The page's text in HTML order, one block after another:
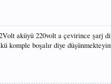
aküyü 220volt a çevirince şarj
komple boşalır diye